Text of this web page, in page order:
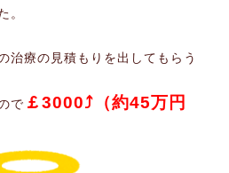
。
治療の見積もりを出してもらう
で ￡3000⤴（約45万円